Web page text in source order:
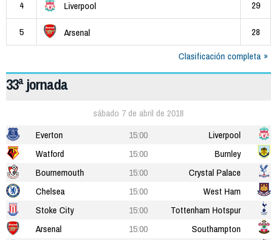
4 Liverpool 29
5 Arsenal
28
Clasificación completa
33ª jornada
sábado 7 de abril de 2018
Everton
15:00
Liverpool
Watford
15:00
Burnley
Bournemouth
15:00
Crystal Palace
Chelsea
15:00
West Ham
Stoke City
15:00
Tottenham Hotspur
Arsenal
15:00
Southampton